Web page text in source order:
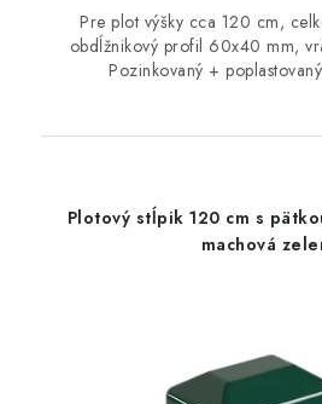
Pre plot výšky cca 120 cm,
obdĺžnikový profil 60x40 mm,
Pozinkovaný +
Plotový stĺpik 120 cm s
machová